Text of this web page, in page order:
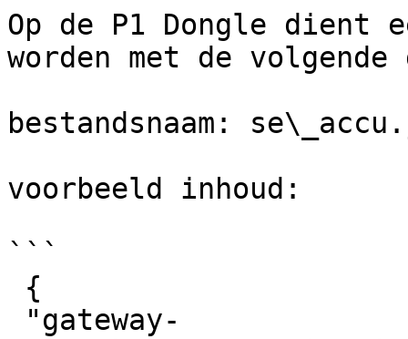
Op de P1 Dongle dient
worden met de volgende
bestandsnaam:
voorbeeld inhoud:
```